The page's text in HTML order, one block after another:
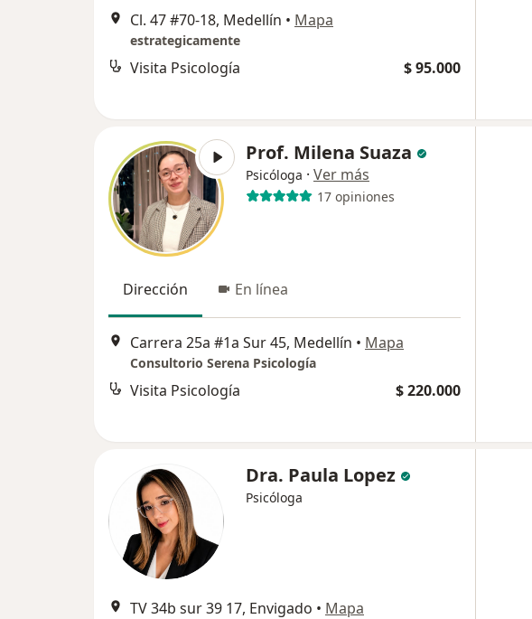
Cl. 47 #70-18, Medellín • Mapa
estrategicamente
Visita Psicología $ 95.000
Prof. Milena Suaza
Psicóloga · Ver más
17 opiniones
Dirección En línea
Carrera 25a #1a Sur 45, Medellín • Mapa
Consultorio Serena Psicología
Visita Psicología $ 220.000
Dra. Paula Lopez
Psicóloga
TV 34b sur 39 17, Envigado • Mapa